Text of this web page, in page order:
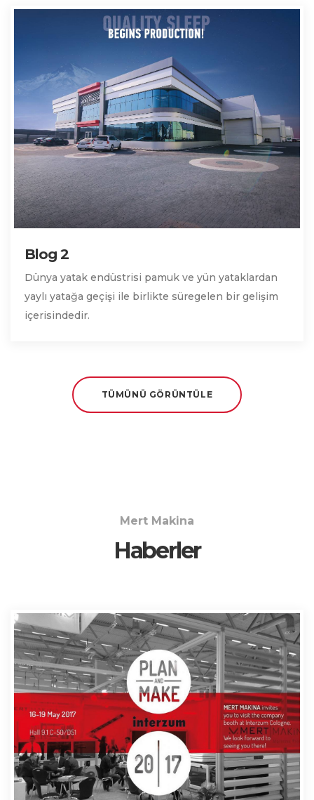
Blog 2
Dünya yatak endüstrisi pamuk ve yün yataklardan
yaylı yatağa geçişi ile birlikte süregelen bir gelişim
içerisindedir.
TÜMÜNÜ GÖRÜNTÜLE
Mert Makina
Haberler